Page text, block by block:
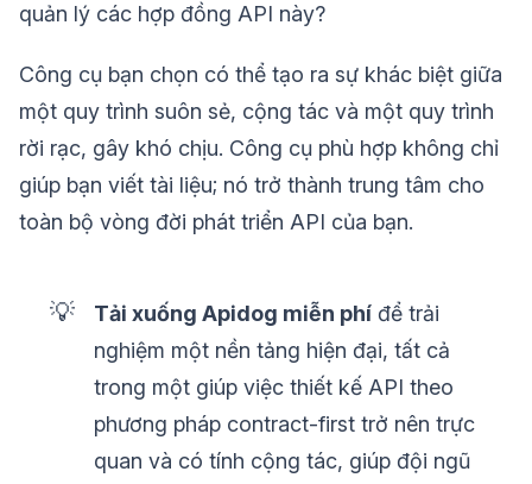
quản lý các hợp đồng API này?
Công cụ bạn chọn có thể tạo ra sự khác biệt giữa
một quy trình suôn sẻ, cộng tác và một quy trình
rời rạc, gây khó chịu. Công cụ phù hợp không chỉ
giúp bạn viết tài liệu; nó trở thành trung tâm cho
toàn bộ vòng đời phát triển API của bạn.
💡 Tải xuống Apidog miễn phí để trải
nghiệm một nền tảng hiện đại, tất cả
trong một giúp việc thiết kế API theo
phương pháp contract-first trở nên trực
quan và có tính cộng tác, giúp đội ngũ